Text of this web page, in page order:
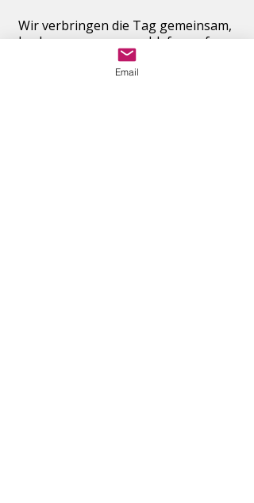
Wir verbringen die Tag gemeinsam,
kochen zusammen, schlafen auf
einfachen Matrazenlagern - für ein
Wochenende eine MusikWG. Wem
Email